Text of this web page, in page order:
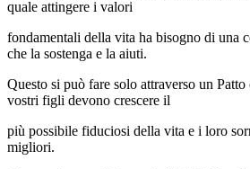
quale attingere i valori
fondamentali della vita ha bisogno di una
che la sostenga e la aiuti.
Questo si può fare solo attraverso un
vostri figli devono crescere il
più possibile fiduciosi della vita e i loro
migliori.